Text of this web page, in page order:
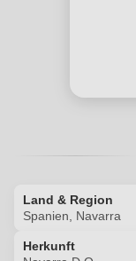
Land & Region
Spanien, Navarra
Herkunft